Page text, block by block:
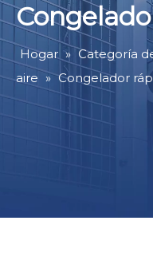
Hogar » Categoría
aire » Congelador